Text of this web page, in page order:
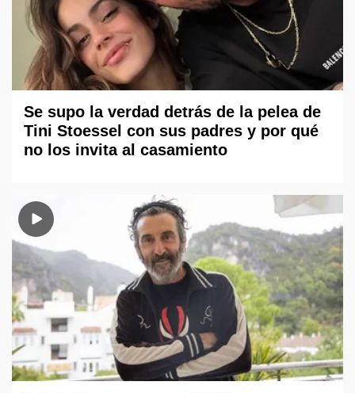
Se supo la verdad detrás de la pelea de
Tini Stoessel con sus padres y por qué
no los invita al casamiento